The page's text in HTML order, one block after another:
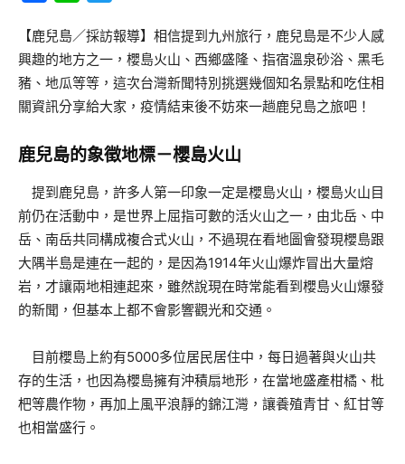
【鹿兒島／採訪報導】相信提到九州旅行，鹿兒島是不少人感
興趣的地方之一，櫻島火山、西鄉盛隆、指宿溫泉砂浴、黑毛
豬、地瓜等等，這次台灣新聞特別挑選幾個知名景點和吃住相
關資訊分享給大家，疫情結束後不妨來一趟鹿兒島之旅吧！
鹿兒島的象徵地標－櫻島火山
提到鹿兒島，許多人第一印象一定是櫻島火山，櫻島火山目
前仍在活動中，是世界上屈指可數的活火山之一，由北岳、中
岳、南岳共同構成複合式火山，不過現在看地圖會發現櫻島跟
大隅半島是連在一起的，是因為1914年火山爆炸冒出大量熔
岩，才讓兩地相連起來，雖然說現在時常能看到櫻島火山爆發
的新聞，但基本上都不會影響觀光和交通。
目前櫻島上約有5000多位居民居住中，每日過著與火山共
存的生活，也因為櫻島擁有沖積扇地形，在當地盛產柑橘、枇
杷等農作物，再加上風平浪靜的錦江灣，讓養殖青甘、紅甘等
也相當盛行。